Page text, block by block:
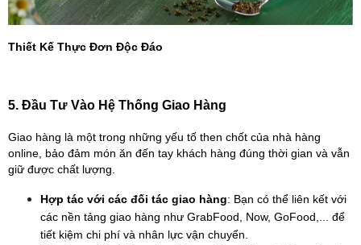
Thiết Kế Thực Đơn Độc Đáo
5. Đầu Tư Vào Hệ Thống Giao Hàng
Giao hàng là một trong những yếu tố then chốt của nhà hàng
online, bảo đảm món ăn đến tay khách hàng đúng thời gian và vẫn
giữ được chất lượng.
Hợp tác với các đối tác giao hàng: Bạn có thể liên kết với
các nền tảng giao hàng như GrabFood, Now, GoFood,... để
tiết kiệm chi phí và nhân lực vận chuyển.